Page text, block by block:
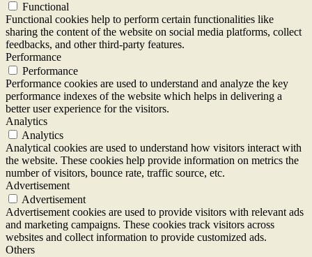
Functional
Functional cookies help to perform certain functionalities like
sharing the content of the website on social media platforms, collect
feedbacks, and other third-party features.
Performance
Performance
Performance cookies are used to understand and analyze the key
performance indexes of the website which helps in delivering a
better user experience for the visitors.
Analytics
Analytics
Analytical cookies are used to understand how visitors interact with
the website. These cookies help provide information on metrics the
number of visitors, bounce rate, traffic source, etc.
Advertisement
Advertisement
Advertisement cookies are used to provide visitors with relevant ads
and marketing campaigns. These cookies track visitors across
websites and collect information to provide customized ads.
Others